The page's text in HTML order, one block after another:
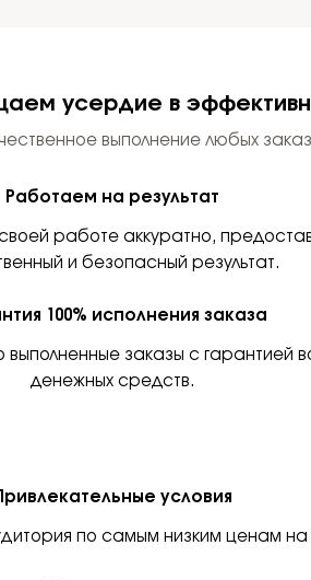
усердие в
выполнение любых
Работаем на результат
работе аккуратно,
и безопасный результат.
100% исполнения заказа
выполненные заказы с гарантией
денежных средств.
Привлекательные условия
по самым низким ценам